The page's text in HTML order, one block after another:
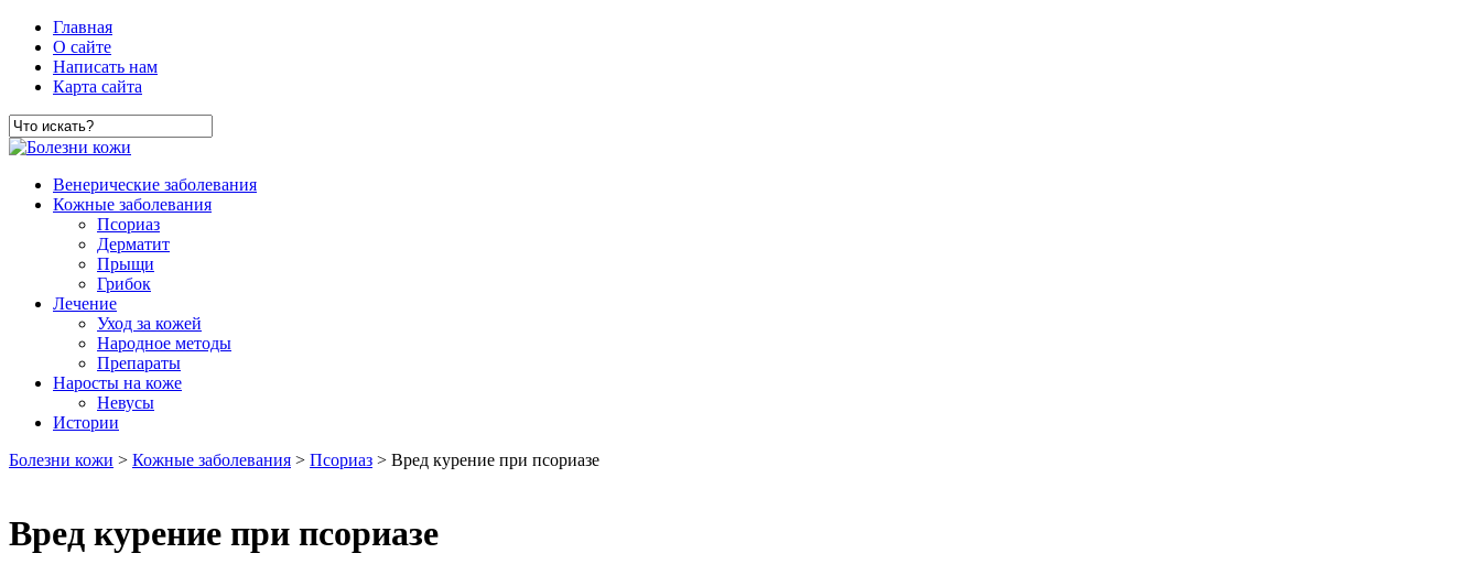
Главная
О сайте
Написать нам
Карта сайта
Венерические заболевания
Кожные заболевания
Псориаз
Дерматит
Прыщи
Грибок
Лечение
Уход за кожей
Народное методы
Препараты
Наросты на коже
Невусы
Истории
Болезни кожи > Кожные заболевания > Псориаз > Вред курение при псориазе
Вред курение при псориазе